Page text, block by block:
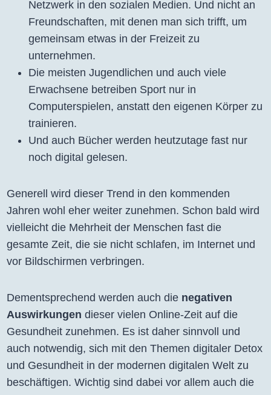
Netzwerk in den sozialen Medien. Und nicht an
Freundschaften, mit denen man sich trifft, um
gemeinsam etwas in der Freizeit zu
unternehmen.
Die meisten Jugendlichen und auch viele
Erwachsene betreiben Sport nur in
Computerspielen, anstatt den eigenen Körper zu
trainieren.
Und auch Bücher werden heutzutage fast nur
noch digital gelesen.
Generell wird dieser Trend in den kommenden
Jahren wohl eher weiter zunehmen. Schon bald wird
vielleicht die Mehrheit der Menschen fast die
gesamte Zeit, die sie nicht schlafen, im Internet und
vor Bildschirmen verbringen.
Dementsprechend werden auch die negativen
Auswirkungen dieser vielen Online-Zeit auf die
Gesundheit zunehmen. Es ist daher sinnvoll und
auch notwendig, sich mit den Themen digitaler Detox
und Gesundheit in der modernen digitalen Welt zu
beschäftigen. Wichtig sind dabei vor allem auch die